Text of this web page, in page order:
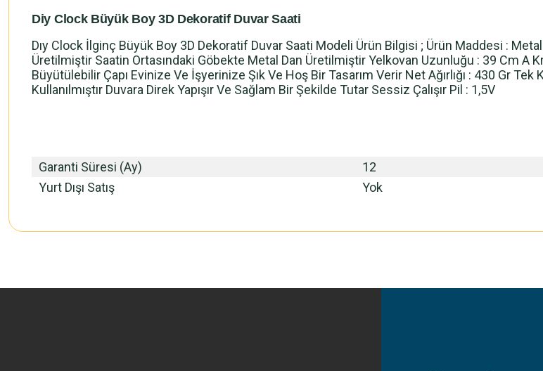
Diy Clock Büyük Boy 3D Dekoratif Duvar Saati
Dıy Clock İlginç Büyük Boy 3D Dekoratif Duvar Saati Modeli Ürün Bilgisi ; Ürün Maddesi :
Üretilmiştir Saatin Ortasındaki Göbekte Metal Dan Üretilmiştir Yelkovan Uzunluğu : 39 Cm A
Büyütülebilir Çapı Evinize Ve İşyerinize Şık Ve Hoş Bir Tasarım Verir Net Ağırlığı : 430 Gr
Kullanılmıştır Duvara Direk Yapışır Ve Sağlam Bir Şekilde Tutar Sessiz Çalışır Pil : 1,5V
Garanti Süresi (Ay)
12
Yurt Dışı Satış
Yok
Bu ürüne ilk yorumu siz yapın!